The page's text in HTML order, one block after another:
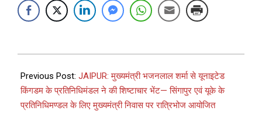
Previous Post: JAIPUR: मुख्यमंत्री भजनलाल शर्मा से यूनाइटेड
किंगडम के प्रतिनिधिमंडल ने की शिष्टाचार भेंट— सिंगापुर एवं यूके के
प्रतिनिधिमण्डल के लिए मुख्यमंत्री निवास पर रात्रिभोज आयोजित